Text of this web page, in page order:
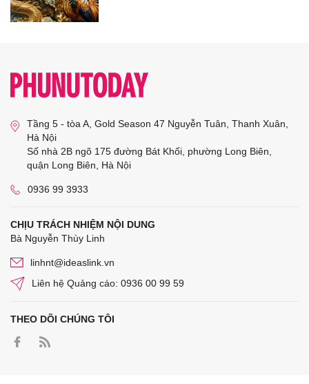
Tầng 5 - tòa A, Gold Season 47 Nguyễn Tuân, Thanh Xuân,
Hà Nội
Số nhà 2B ngõ 175 đường Bát Khối, phường Long Biên,
quận Long Biên, Hà Nội
0936 99 3933
CHỊU TRÁCH NHIỆM NỘI DUNG
Bà Nguyễn Thùy Linh
linhnt@ideaslink.vn
Liên hệ Quảng cáo: 0936 00 99 59
THEO DÕI CHÚNG TÔI